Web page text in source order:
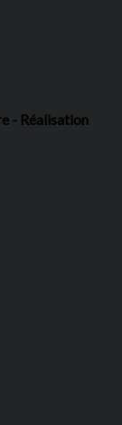
- Réalisation